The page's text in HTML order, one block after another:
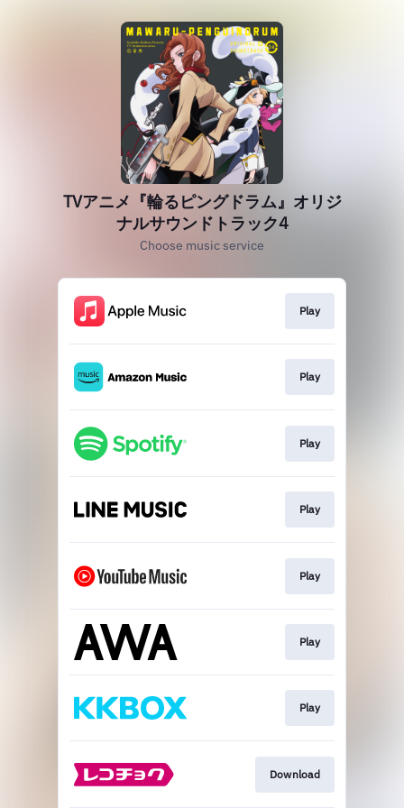
TVアニメ『輪るピングドラム』オリジ
ナルサウンドトラック4
Choose music service
Play
Play
Play
Play
Play
Play
Play
Download